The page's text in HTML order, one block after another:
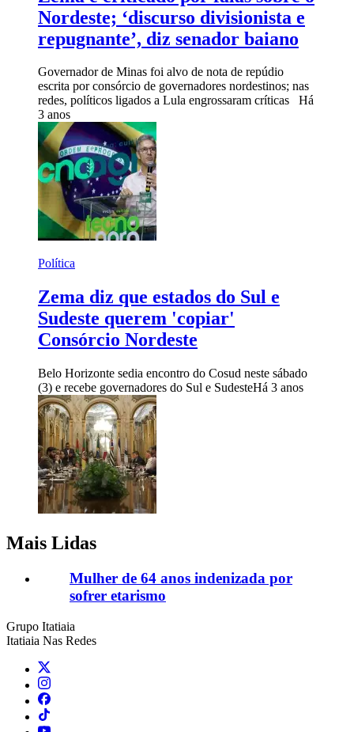
Nordeste; ‘discurso divisionista e
repugnante’, diz senador baiano
Governador de Minas foi alvo de nota de repúdio
escrita por consórcio de governadores nordestinos; nas
redes, políticos ligados a Lula engrossaram críticas Há
3 anos
Política
Zema diz que estados do Sul e
Sudeste querem 'copiar'
Consórcio Nordeste
Belo Horizonte sedia encontro do Cosud neste sábado
(3) e recebe governadores do Sul e SudesteHá 3 anos
Mais Lidas
Mulher de 64 anos indenizada por
sofrer etarismo
Grupo Itatiaia
Itatiaia Nas Redes